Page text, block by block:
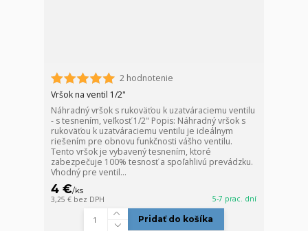
2 hodnotenie
Vršok na ventil 1/2"
Náhradný vršok s rukoväťou k uzatváraciemu ventilu
- s tesnením, veľkosť 1/2" Popis: Náhradný vršok s
rukoväťou k uzatváraciemu ventilu je ideálnym
riešením pre obnovu funkčnosti vášho ventilu.
Tento vršok je vybavený tesnením, ktoré
zabezpečuje 100% tesnosť a spoľahlivú prevádzku.
Vhodný pre ventil...
4 €/ks
3,25 € bez DPH 5-7 prac. dní
Pridať do košíka